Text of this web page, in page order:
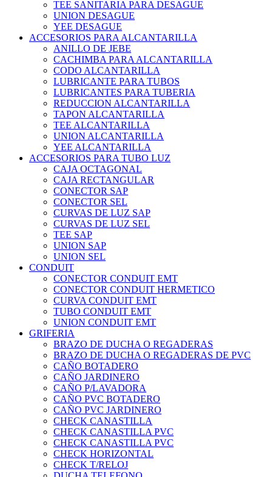
TEE SANITARIA PARA DESAGUE
UNION DESAGUE
YEE DESAGUE
ACCESORIOS PARA ALCANTARILLA
ANILLO DE JEBE
CACHIMBA PARA ALCANTARILLA
CODO ALCANTARILLA
LUBRICANTE PARA TUBOS
LUBRICANTES PARA TUBERIA
REDUCCION ALCANTARILLA
TAPON ALCANTARILLA
TEE ALCANTARILLA
UNION ALCANTARILLA
YEE ALCANTARILLA
ACCESORIOS PARA TUBO LUZ
CAJA OCTAGONAL
CAJA RECTANGULAR
CONECTOR SAP
CONECTOR SEL
CURVAS DE LUZ SAP
CURVAS DE LUZ SEL
TEE SAP
UNION SAP
UNION SEL
CONDUIT
CONECTOR CONDUIT EMT
CONECTOR CONDUIT HERMETICO
CURVA CONDUIT EMT
TUBO CONDUIT EMT
UNION CONDUIT EMT
GRIFERIA
BRAZO DE DUCHA O REGADERAS
BRAZO DE DUCHA O REGADERAS DE PVC
CAÑO BOTADERO
CAÑO JARDINERO
CAÑO P/LAVADORA
CAÑO PVC BOTADERO
CAÑO PVC JARDINERO
CHECK CANASTILLA
CHECK CANASTILLA PVC
CHECK CANASTILLA PVC
CHECK HORIZONTAL
CHECK T/RELOJ